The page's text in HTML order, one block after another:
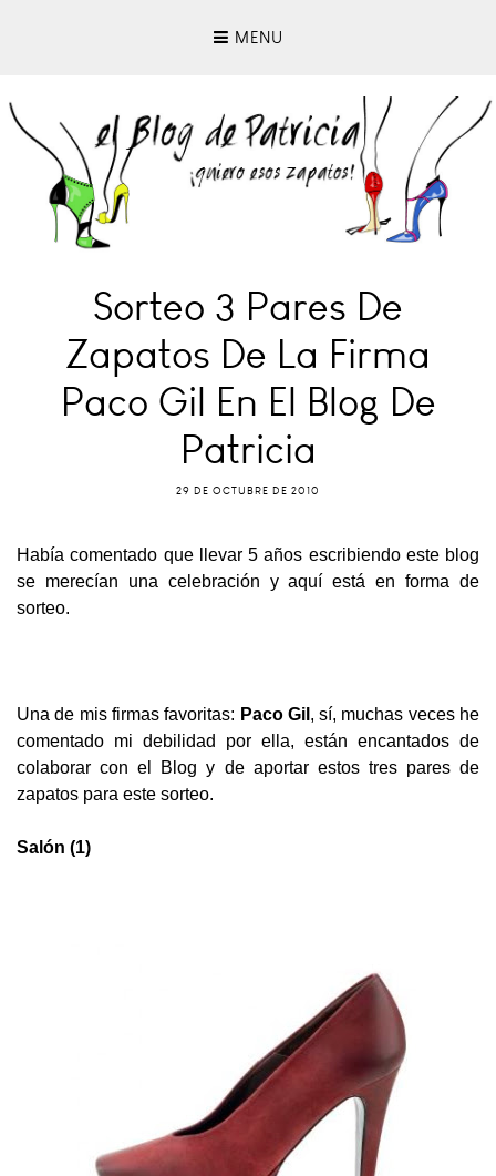
MENU
Sorteo 3 Pares De
Zapatos De La Firma
Paco Gil En El Blog De
Patricia
29 DE OCTUBRE DE 2010
Había comentado que llevar 5 años escribiendo este blog
se merecían una celebración y aquí está en forma de
sorteo.
Una de mis firmas favoritas: Paco Gil , sí, muchas veces he
comentado mi debilidad por ella, están encantados de
colaborar con el Blog y de aportar estos tres pares de
zapatos para este sorteo.
Salón (1)